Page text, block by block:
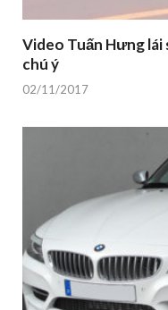
Video Tuấn Hưng
chú ý
02/11/2017